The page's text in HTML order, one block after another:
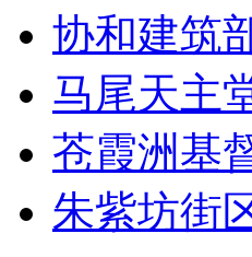
协和建筑
马尾天主
苍霞洲基
朱紫坊街